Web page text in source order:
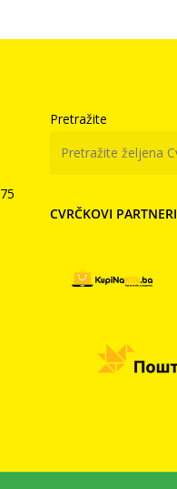
Pretražite
CVRČKOVI PARTNERI